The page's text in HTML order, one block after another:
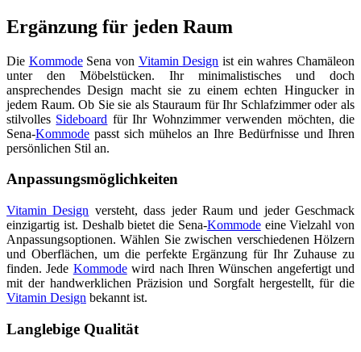
Ergänzung für jeden Raum
Die KommodeSena von Vitamin Design ist ein wahres Chamäleon
unter den Möbelstücken. Ihr minimalistisches und doch
ansprechendes Design macht sie zu einem echten Hingucker in
jedem Raum. Ob Sie sie als Stauraum für Ihr Schlafzimmer oder als
stilvolles Sideboard für Ihr Wohnzimmer verwenden möchten, die
Sena-Kommode passt sich mühelos an Ihre Bedürfnisse und Ihren
persönlichen Stil an.
Anpassungsmöglichkeiten
Vitamin Design versteht, dass jeder Raum und jeder Geschmack
einzigartig ist. Deshalb bietet die Sena-Kommodeeine Vielzahl von
Anpassungsoptionen. Wählen Sie zwischen verschiedenen Hölzern
und Oberflächen, um die perfekte Ergänzung für Ihr Zuhause zu
finden. Jede Kommodewird nach Ihren Wünschen angefertigt und
mit der handwerklichen Präzision und Sorgfalt hergestellt, für die
Vitamin Design bekannt ist.
Langlebige Qualität